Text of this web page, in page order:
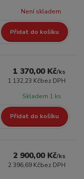
Není skladem
Přidat do košíku
1 370,00 Kč/ks
1 132,23 Kčbez DPH
Skladem 1 ks
Přidat do košíku
2 900,00 Kč/ks
2 396,69 Kčbez DPH